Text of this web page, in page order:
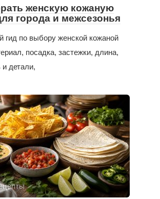
женскую кожаную
города и межсезонья
гид по выбору женской кожаной
посадка, застежки, длина,
и детали,